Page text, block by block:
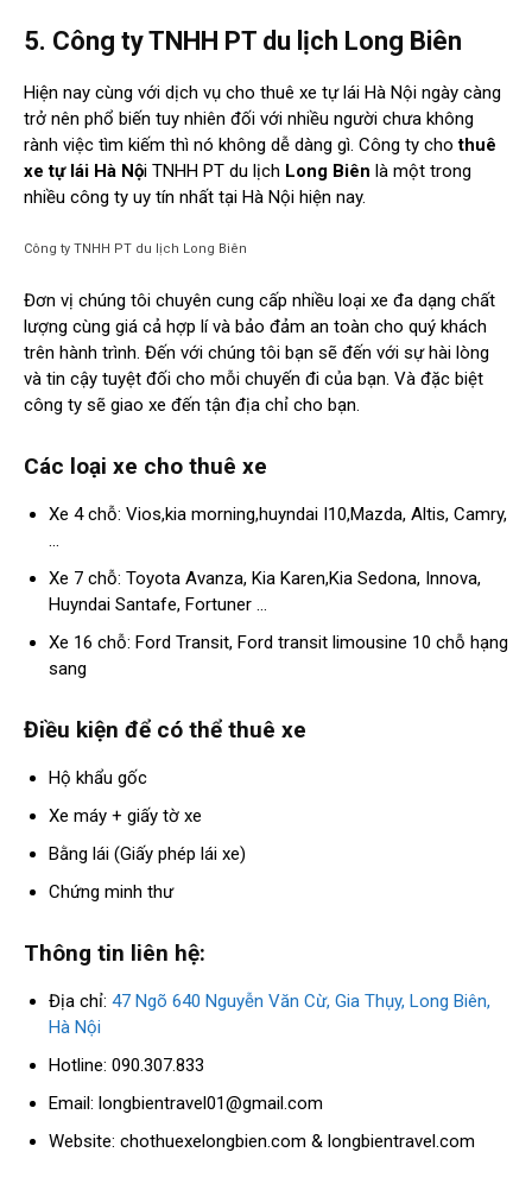
5. Công ty TNHH PT du lịch Long Biên
Hiện nay cùng với dịch vụ cho thuê xe tự lái Hà Nội ngày càng
trở nên phổ biến tuy nhiên đối với nhiều người chưa không
rành việc tìm kiếm thì nó không dễ dàng gì. Công ty chothuê
xe tự lái Hà Nội TNHH PT du lịch Long Biên là một trong
nhiều công ty uy tín nhất tại Hà Nội hiện nay.
Công ty TNHH PT du lịch Long Biên
Đơn vị chúng tôi chuyên cung cấp nhiều loại xe đa dạng chất
lượng cùng giá cả hợp lí và bảo đảm an toàn cho quý khách
trên hành trình. Đến với chúng tôi bạn sẽ đến với sự hài lòng
và tin cậy tuyệt đối cho mỗi chuyến đi của bạn. Và đặc biệt
công ty sẽ giao xe đến tận địa chỉ cho bạn.
Các loại xe cho thuê xe
Xe 4 chỗ: Vios,kia morning,huyndai I10,Mazda, Altis, Camry,
…
Xe 7 chỗ: Toyota Avanza, Kia Karen,Kia Sedona, Innova,
Huyndai Santafe, Fortuner …
Xe 16 chỗ: Ford Transit, Ford transit limousine 10 chỗ hạng
sang
Điều kiện để có thể thuê xe
Hộ khẩu gốc
Xe máy + giấy tờ xe
Bằng lái (Giấy phép lái xe)
Chứng minh thư
Thông tin liên hệ:
Địa chỉ: 47 Ngõ 640 Nguyễn Văn Cừ, Gia Thụy, Long Biên,
Hà Nội
Hotline: 090.307.833
Email: longbientravel01@gmail.com
Website: chothuexelongbien.com & longbientravel.com